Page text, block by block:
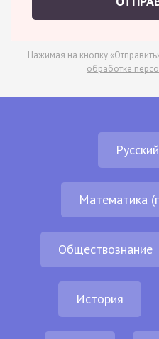
Нажимая на кнопку
обработке
Математика
Обществознание
История